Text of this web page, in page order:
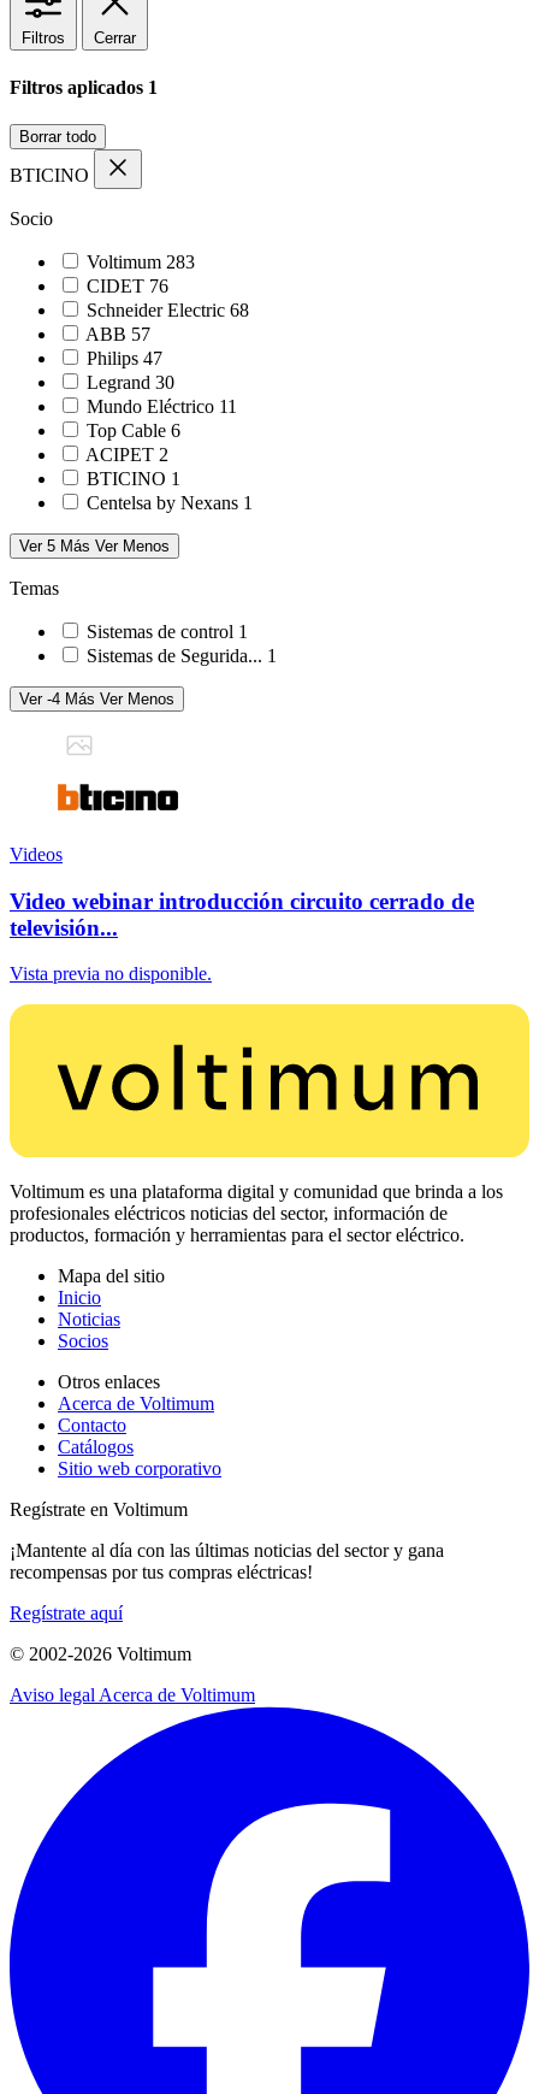
Filtros Cerrar
Filtros aplicados 1
Borrar todo
BTICINO
Socio
Voltimum 283
CIDET 76
Schneider Electric 68
ABB 57
Philips 47
Legrand 30
Mundo Eléctrico 11
Top Cable 6
ACIPET 2
BTICINO 1
Centelsa by Nexans 1
Ver 5 Más Ver Menos
Temas
Sistemas de control 1
Sistemas de Segurida... 1
Ver -4 Más Ver Menos
Videos
Video webinar introducción circuito cerrado de
televisión...
Vista previa no disponible.
Voltimum es una plataforma digital y comunidad que brinda a los
profesionales eléctricos noticias del sector, información de
productos, formación y herramientas para el sector eléctrico.
Mapa del sitio
Inicio
Noticias
Socios
Otros enlaces
Acerca de Voltimum
Contacto
Catálogos
Sitio web corporativo
Regístrate en Voltimum
¡Mantente al día con las últimas noticias del sector y gana
recompensas por tus compras eléctricas!
Regístrate aquí
© 2002-2026 Voltimum
Aviso legal Acerca de Voltimum